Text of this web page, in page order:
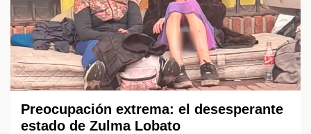
Preocupación extrema: el desesperante
estado de Zulma Lobato